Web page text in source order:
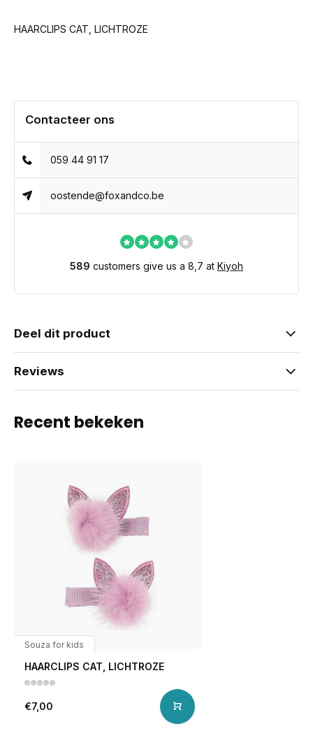
HAARCLIPS CAT, LICHTROZE
Contacteer ons
059 44 91 17
oostende@foxandco.be
589 customers give us a 8,7 at Kiyoh
Deel dit product
Reviews
Recent bekeken
Souza for kids
HAARCLIPS CAT, LICHTROZE
€7,00